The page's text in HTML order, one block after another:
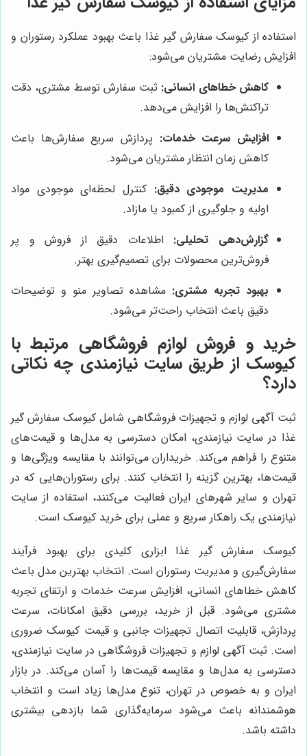
استفاده از کیوسک سفارش گیر غذا باعث بهبود عملکرد رستوران و
افزایش رضایت مشتریان می‌شود:
کاهش خطاهای انسانی: ثبت سفارش توسط مشتری، دقت
تراکنش‌ها را افزایش می‌دهد.
افزایش سرعت خدمات: پردازش سریع سفارش‌ها باعث
کاهش زمان انتظار مشتریان می‌شود.
مدیریت موجودی دقیق: کنترل لحظه‌ای موجودی مواد
اولیه و جلوگیری از کمبود یا مازاد.
گزارش‌دهی تحلیلی: اطلاعات دقیق از فروش و پر
فروش‌ترین محصولات برای تصمیم‌گیری بهتر.
بهبود تجربه مشتری: مشاهده تصاویر منو و توضیحات
دقیق باعث انتخاب راحت‌تر می‌شود.
خرید و فروش لوازم فروشگاهی مرتبط با
کیوسک از طریق سایت نیازمندی چه نکاتی
دارد؟
ثبت آگهی لوازم و تجهیزات فروشگاهی شامل کیوسک سفارش گیر
غذا در سایت نیازمندی، امکان دسترسی به مدل‌ها و قیمت‌های
متنوع را فراهم می‌کند. خریداران می‌توانند با مقایسه ویژگی‌ها و
قیمت‌ها، بهترین گزینه را انتخاب کنند. برای رستوران‌هایی که در
تهران و سایر شهرهای ایران فعالیت می‌کنند، استفاده از سایت
نیازمندی یک راهکار سریع و عملی برای خرید کیوسک است.
کیوسک سفارش گیر غذا ابزاری کلیدی برای بهبود فرآیند
سفارش‌گیری و مدیریت رستوران است. انتخاب بهترین مدل باعث
کاهش خطاهای انسانی، افزایش سرعت خدمات و ارتقای تجربه
مشتری می‌شود. قبل از خرید، بررسی دقیق امکانات، سرعت
پردازش، قابلیت اتصال تجهیزات جانبی و قیمت کیوسک ضروری
است. ثبت آگهی لوازم و تجهیزات فروشگاهی در سایت نیازمندی،
دسترسی به مدل‌ها و مقایسه قیمت‌ها را آسان می‌کند. در بازار
ایران و به خصوص در تهران، تنوع مدل‌ها زیاد است و انتخاب
هوشمندانه باعث می‌شود سرمایه‌گذاری شما بازدهی بیشتری
داشته باشد.